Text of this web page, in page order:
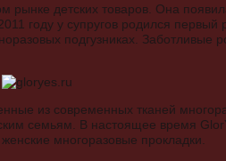
рынке детских товаров. Она
году у супругов родился первый
подгузниках. Заботливые
из современных тканей
семьям. В настоящее время
многоразовые прокладки.